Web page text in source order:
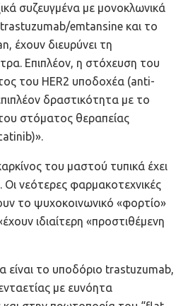
συζευγμένα με μονοκλωνικά
emtansine και το
έχουν διευρύνει τη
Επιπλέον, η στόχευση του
του HER2 υποδοχέα (anti-
δραστικότητα με το
στόματος θεραπείας
του μαστού τυπικά έχει
Οι νεότερες φαρμακοτεχνικές
το ψυχοκοινωνικό «φορτίο»
ιδιαίτερη «προστιθέμενη
είναι το υποδόριο trastuzumab,
με ευνόητα